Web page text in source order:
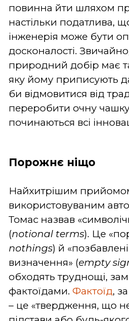
повинна йти шляхом
настільки податлива,
інженерія може бути
досконалості.
природний добір має
яку йому приписують
би відмовитися від
переробити очну
починаються всі
Порожнє ніщо
Найхитрішим
використовуваним
Томас назвав
(notional terms). Це
nothings) й
визначення» (empty
обходять труднощі,
фактоїдами. Фактоїд,
– це «твердження, що